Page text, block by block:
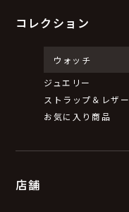
コレクション
ウォッチ
ジュエリー
ストラップ＆レザー
お気に入り商品
店舗